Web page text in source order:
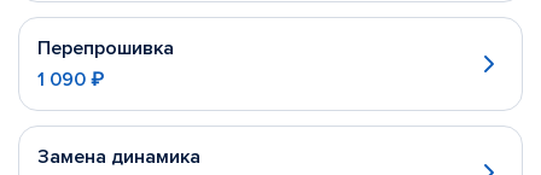
Перепрошивка
1 090 ₽
Замена динамика